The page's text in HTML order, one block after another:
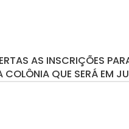
AS INSCRIÇÕES
COLÔNIA QUE SERÁ EM